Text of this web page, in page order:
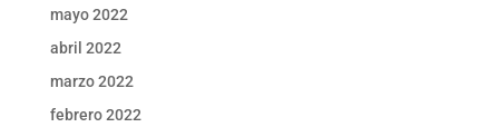
mayo 2022
abril 2022
marzo 2022
febrero 2022